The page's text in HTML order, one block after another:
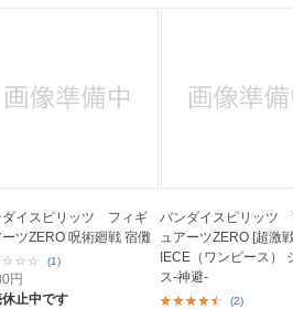
ダイスピリッツ フィギ
ーツZERO 呪術廻戦 宿儺
(1)
円
止中です
バンダイスピリッツ
ュアーツZERO [超激
IECE（ワンピース）
ス-神避-
(2)